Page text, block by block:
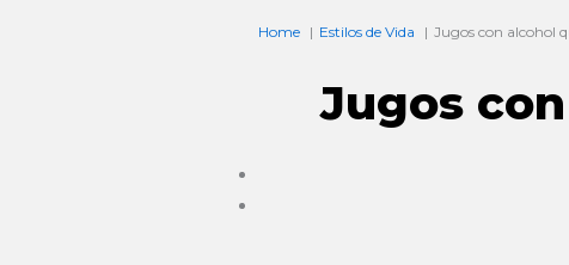
Home Estilos de Vida Jugos con alcohol
Jugos